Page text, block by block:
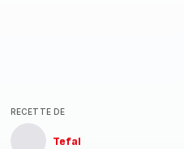
RECETTE DE
Tefal